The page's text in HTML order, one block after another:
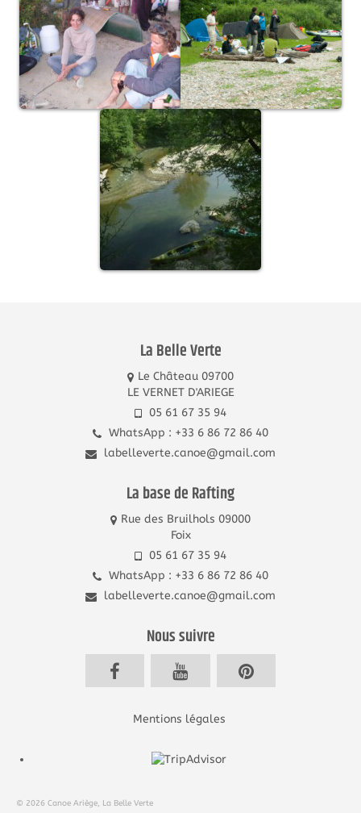
La Belle Verte
Le Château 09700
LE VERNET D'ARIEGE
05 61 67 35 94
WhatsApp : +33 6 86 72 86 40
labelleverte.canoe@gmail.com
La base de Rafting
Rue des Bruilhols 09000
Foix
05 61 67 35 94
WhatsApp : +33 6 86 72 86 40
labelleverte.canoe@gmail.com
Nous suivre
Mentions légales
© 2026 Canoe Ariège, La Belle Verte